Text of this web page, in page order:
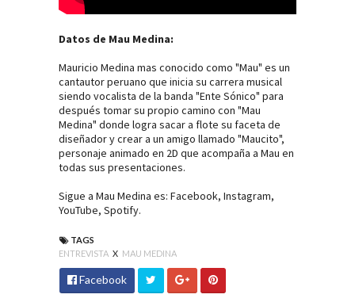
Datos de Mau Medina:
Mauricio Medina mas conocido como "Mau" es un
cantautor peruano que inicia su carrera musical
siendo vocalista de la banda "Ente Sónico" para
después tomar su propio camino con "Mau
Medina" donde logra sacar a flote su faceta de
diseñador y crear a un amigo llamado "Maucito",
personaje animado en 2D que acompaña a Mau en
todas sus presentaciones.
Sigue a Mau Medina es: Facebook, Instagram,
YouTube, Spotify.
TAGS
ENTREVISTA X MAU MEDINA
Facebook